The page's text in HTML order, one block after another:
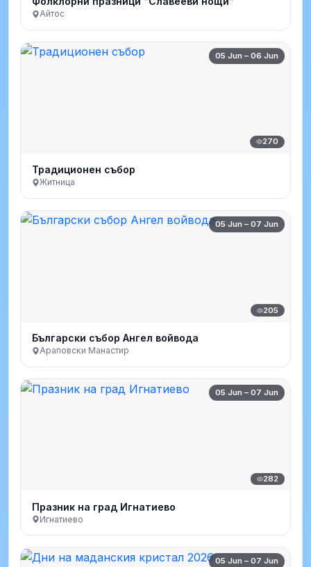
Айтос
05 Jun – 06 Jun
270
Традиционен събор
Житница
05 Jun – 07 Jun
205
Български събор Ангел войвода
Араповски Манастир
05 Jun – 07 Jun
282
Празник на град Игнатиево
Игнатиево
05 Jun – 07 Jun